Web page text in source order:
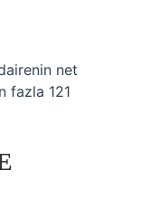
net
fazla 121